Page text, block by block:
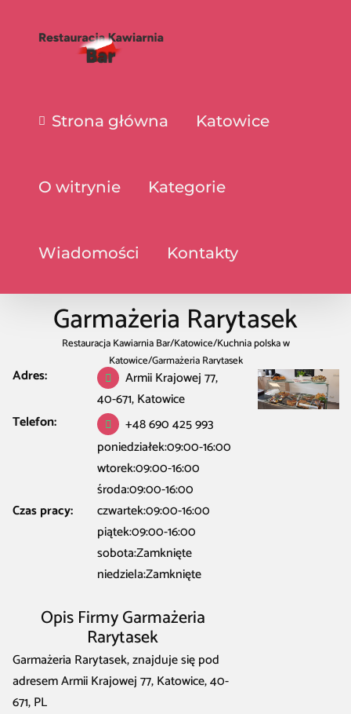
Strona główna Katowice
O witrynie Kategorie
Wiadomości Kontakty
Garmażeria Rarytasek
Restauracja Kawiarnia Bar/Katowice/Kuchnia polska w
Katowice/Garmażeria Rarytasek
Adres:
Armii Krajowej 77,
40-671, Katowice
Telefon:
+48 690 425 993
Czas pracy:
poniedziałek:09:00-16:00
wtorek:09:00-16:00
środa:09:00-16:00
czwartek:09:00-16:00
piątek:09:00-16:00
sobota:Zamknięte
niedziela:Zamknięte
Opis Firmy Garmażeria
Rarytasek
Garmażeria Rarytasek, znajduje się pod
adresem Armii Krajowej 77, Katowice, 40-
671, PL